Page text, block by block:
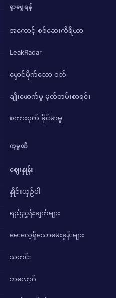
ရှာဖွေရန်
အကောင့် စစ်ဆေးကိရိယာ
LeakRadar
မှောင်မိုက်သော ဝဘ်
ချိုးဖောက်မှု မှတ်တမ်းစာရင်း
စကားဝှက် ခိုင်မာမှု
ကုမ္ပဏီ
ဈေးနှုန်း
နှိုင်းယှဉ်ပါ
ရည်ညွှန်းချက်များ
မေးလေ့ရှိသောမေးခွန်းများ
သတင်း
ဘလော့ဂ်